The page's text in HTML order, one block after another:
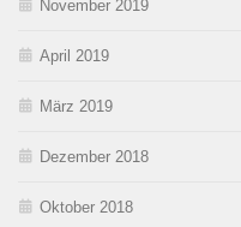
November 2019
April 2019
März 2019
Dezember 2018
Oktober 2018